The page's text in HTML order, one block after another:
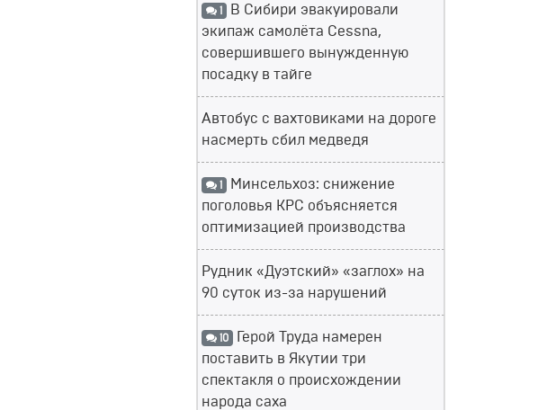
1 В Сибири эвакуировали
экипаж самолёта Cessna,
совершившего вынужденную
посадку в тайге
Автобус с вахтовиками на дороге
насмерть сбил медведя
1 Минсельхоз: снижение
поголовья КРС объясняется
оптимизацией производства
Рудник «Дуэтский» «заглох» на
90 суток из-за нарушений
10 Герой Труда намерен
поставить в Якутии три
спектакля о происхождении
народа саха